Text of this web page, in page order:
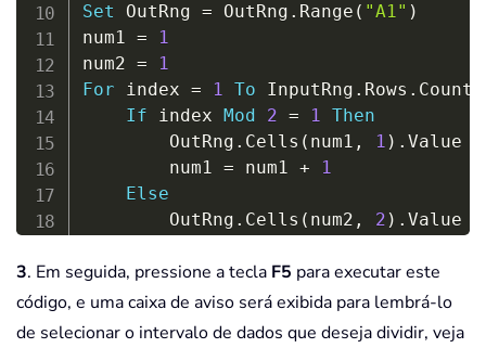
Set OutRng = OutRng . Range ( "A1" )
num1 =
1
num2 =
1
For index = 1 To InputRng . Rows . Count
If index Mod 2 = 1 Then
        OutRng
. Cells ( num1 , 1 ) . Value
        num1
= num1 +
1
Else
        OutRng
. Cells ( num2 , 2 ) . Value
End If
Next
End
Sub
3. Em seguida, pressione a tecla F5 para executar este
código, e uma caixa de aviso será exibida para lembrá-lo
de selecionar o intervalo de dados que deseja dividir, veja